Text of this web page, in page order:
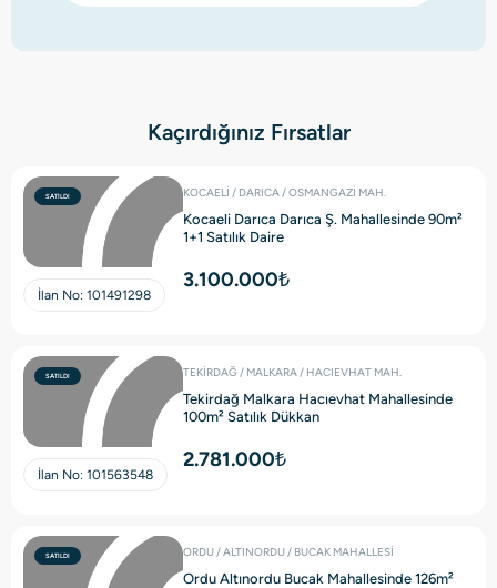
Kaçırdığınız Fırsatlar
SATILDI
İlan No: 101491298
KOCAELİ / DARICA / OSMANGAZİ MAH.
Kocaeli Darıca Darıca Ş. Mahallesinde 90m²
1+1 Satılık Daire
3.100.000₺
SATILDI
İlan No: 101563548
TEKİRDAĞ / MALKARA / HACIEVHAT MAH.
Tekirdağ Malkara Hacıevhat Mahallesinde
100m² Satılık Dükkan
2.781.000₺
SATILDI ORDU / ALTINORDU / BUCAK MAHALLESİ
Ordu Altınordu Bucak Mahallesinde 126m²